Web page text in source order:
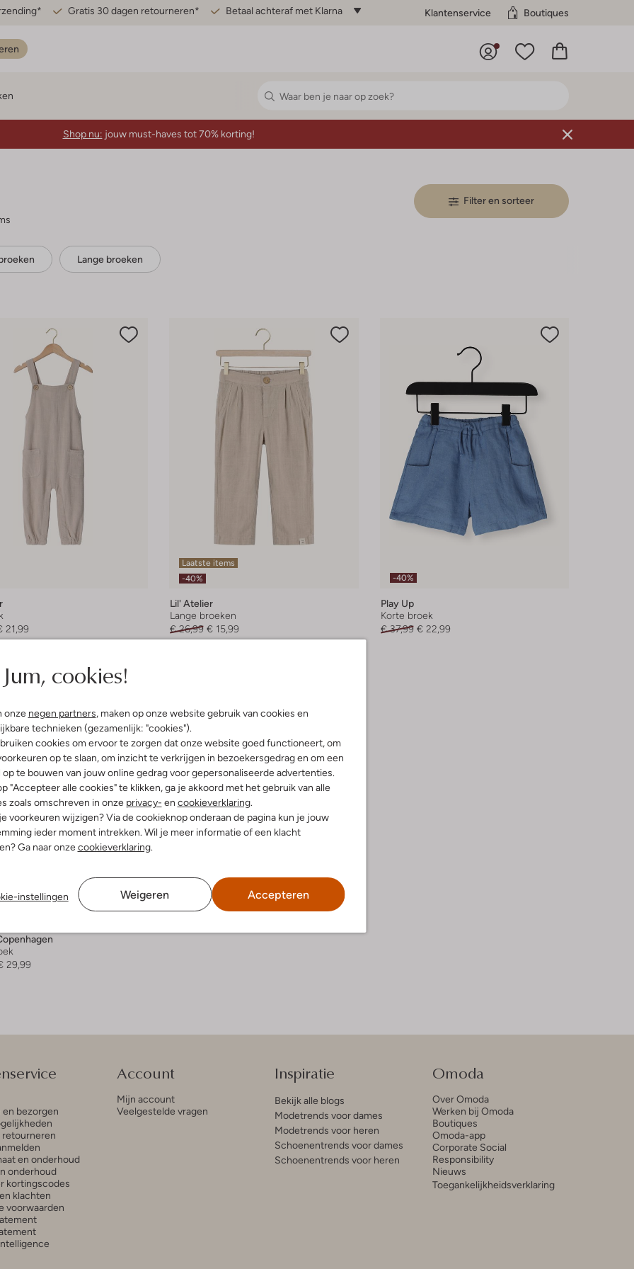
Gratis 30 dagen retourneren* Betaal achteraf met Klarna Klantenservice Boutiques
Jum, cookies!
onze negen partners, maken op onze website gebruik van cookies en
technieken (gezamenlijk: "cookies").
cookies om ervoor te zorgen dat onze website goed functioneert, om
op te slaan, om inzicht te verkrijgen in bezoekersgedrag en om een
op te bouwen van jouw online gedrag voor gepersonaliseerde advertenties.
"Accepteer alle cookies" te klikken, ga je akkoord met het gebruik van alle
zoals omschreven in onze privacy- en cookieverklaring.
voorkeuren wijzigen? Via de cookieknop onderaan de pagina kun je jouw
ieder moment intrekken. Wil je meer informatie of een klacht
Ga naar onzecookieverklaring.
instellingen Weigeren Accepteren
Shop nu: jouw must-haves tot 70% korting!
Filter en sorteer
Lange broeken
21,99
Laatste items
-40%
Lil' Atelier
Lange broeken
€ 26,99 € 15,99
-40%
Play Up
Korte broek
€ 37,99 € 22,99
items
29,99
en bezorgen
retourneren
en onderhoud
onderhoud
kortingscodes
klachten
voorwaarden
Account
Mijn account
Veelgestelde vragen
Inspiratie
Bekijk alle blogs
Modetrends voor dames
Modetrends voor heren
Schoenentrends voor dames
Schoenentrends voor heren
Omoda
Over Omoda
Werken bij Omoda
Boutiques
Omoda-app
Corporate Social
Responsibility
Nieuws
Toegankelijkheidsverklaring